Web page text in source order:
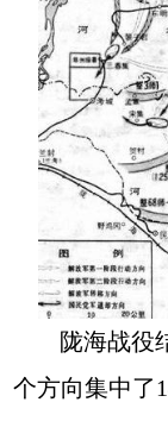
陇海战役
个方向集中了